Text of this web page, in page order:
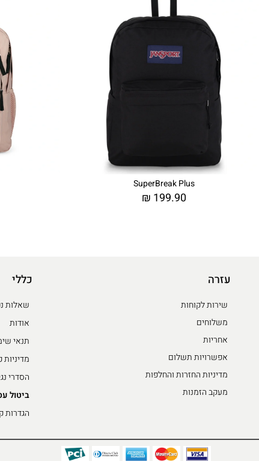
SuperBreak Plus
₪ 199.90
עזרה
שירות לקוחות
משלוחים
אחריות
אפשרויות תשלום
מדיניות החזרות והחלפות
מעקב הזמנות
כללי
שאלות
אודות
תנאי
מדיניות
הסדרי
ביטול
הגדרות